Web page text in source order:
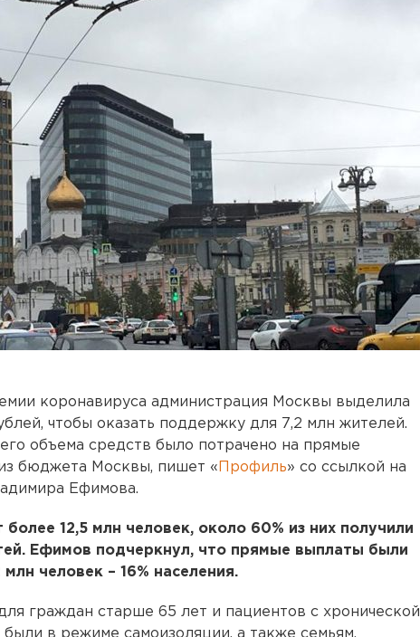
коронавируса администрация Москвы выделила
чтобы оказать поддержку для 7,2 млн жителей.
объема средств было потрачено на прямые
бюджета Москвы, пишет « Профиль» со ссылкой на
Ефимова.
12,5 млн человек, около 60% из них получили
Ефимов подчеркнул, что прямые выплаты были
человек – 16% населения.
граждан старше 65 лет и пациентов с хронической
были в режиме самоизоляции, а также семьям,